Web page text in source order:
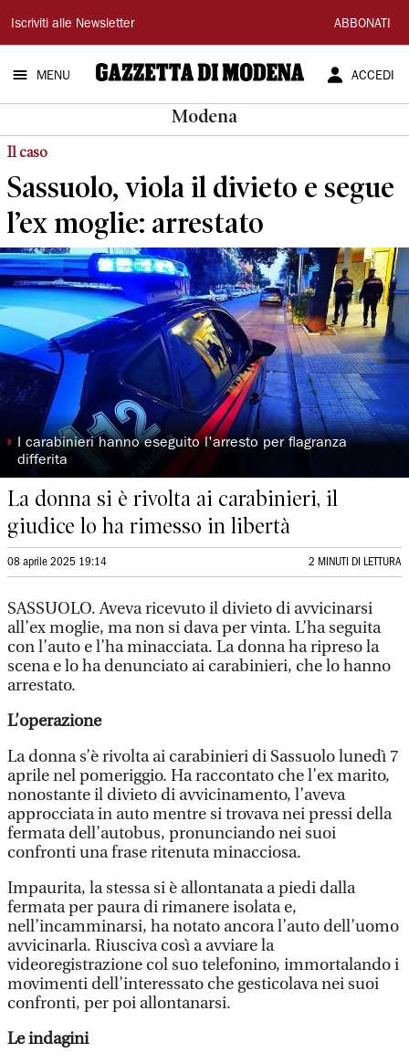
Gazzetta
di
Modena
Iscriviti alle Newsletter ABBONATI
MENU ACCEDI
Modena
Il caso
Sassuolo, viola il divieto e segue
l’ex moglie: arrestato
◗ I carabinieri hanno eseguito l'arresto per flagranza
differita
La donna si è rivolta ai carabinieri, il
giudice lo ha rimesso in libertà
08 aprile 2025 19:14 2 MINUTI DI LETTURA
SASSUOLO. Aveva ricevuto il divieto di avvicinarsi
all’ex moglie, ma non si dava per vinta. L’ha seguita
con l’auto e l’ha minacciata. La donna ha ripreso la
scena e lo ha denunciato ai carabinieri, che lo hanno
arrestato.
L’operazione
La donna s’è rivolta ai carabinieri di Sassuolo lunedì 7
aprile nel pomeriggio. Ha raccontato che l’ex marito,
nonostante il divieto di avvicinamento, l’aveva
approcciata in auto mentre si trovava nei pressi della
fermata dell’autobus, pronunciando nei suoi
confronti una frase ritenuta minacciosa.
Impaurita, la stessa si è allontanata a piedi dalla
fermata per paura di rimanere isolata e,
nell’incamminarsi, ha notato ancora l’auto dell’uomo
avvicinarla. Riusciva così a avviare la
videoregistrazione col suo telefonino, immortalando i
movimenti dell’interessato che gesticolava nei suoi
confronti, per poi allontanarsi.
Le indagini